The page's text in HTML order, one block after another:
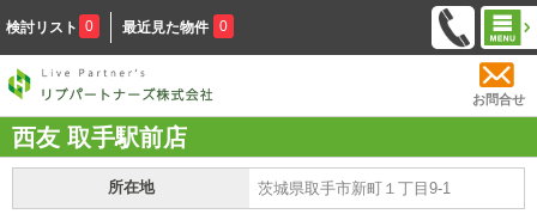
検討リスト 0 最近見た物件 0
お問合せ
西友 取手駅前店
所在地 茨城県取手市新町１丁目9-1